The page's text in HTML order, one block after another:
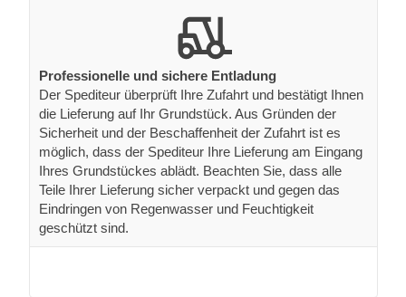
Professionelle und sichere Entladung
Der Spediteur überprüft Ihre Zufahrt und bestätigt Ihnen
die Lieferung auf Ihr Grundstück. Aus Gründen der
Sicherheit und der Beschaffenheit der Zufahrt ist es
möglich, dass der Spediteur Ihre Lieferung am Eingang
Ihres Grundstückes ablädt. Beachten Sie, dass alle
Teile Ihrer Lieferung sicher verpackt und gegen das
Eindringen von Regenwasser und Feuchtigkeit
geschützt sind.